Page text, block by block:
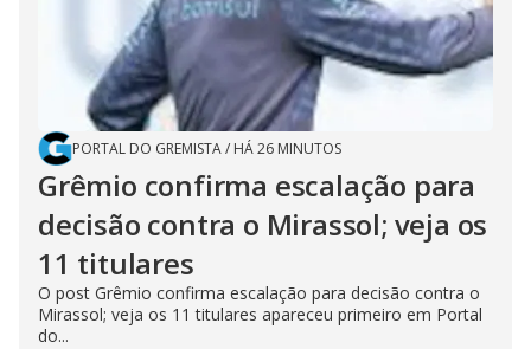
PORTAL DO GREMISTA/ HÁ 26 MINUTOS
Grêmio confirma escalação para
decisão contra o Mirassol; veja os
11 titulares
O post Grêmio confirma escalação para decisão contra o
Mirassol; veja os 11 titulares apareceu primeiro em Portal
do...